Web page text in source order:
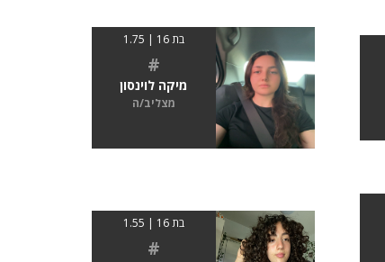
בת 16 | 1.75
#
מיקה לוינסון
מצליב/ה
בת 16 | 1.55
#